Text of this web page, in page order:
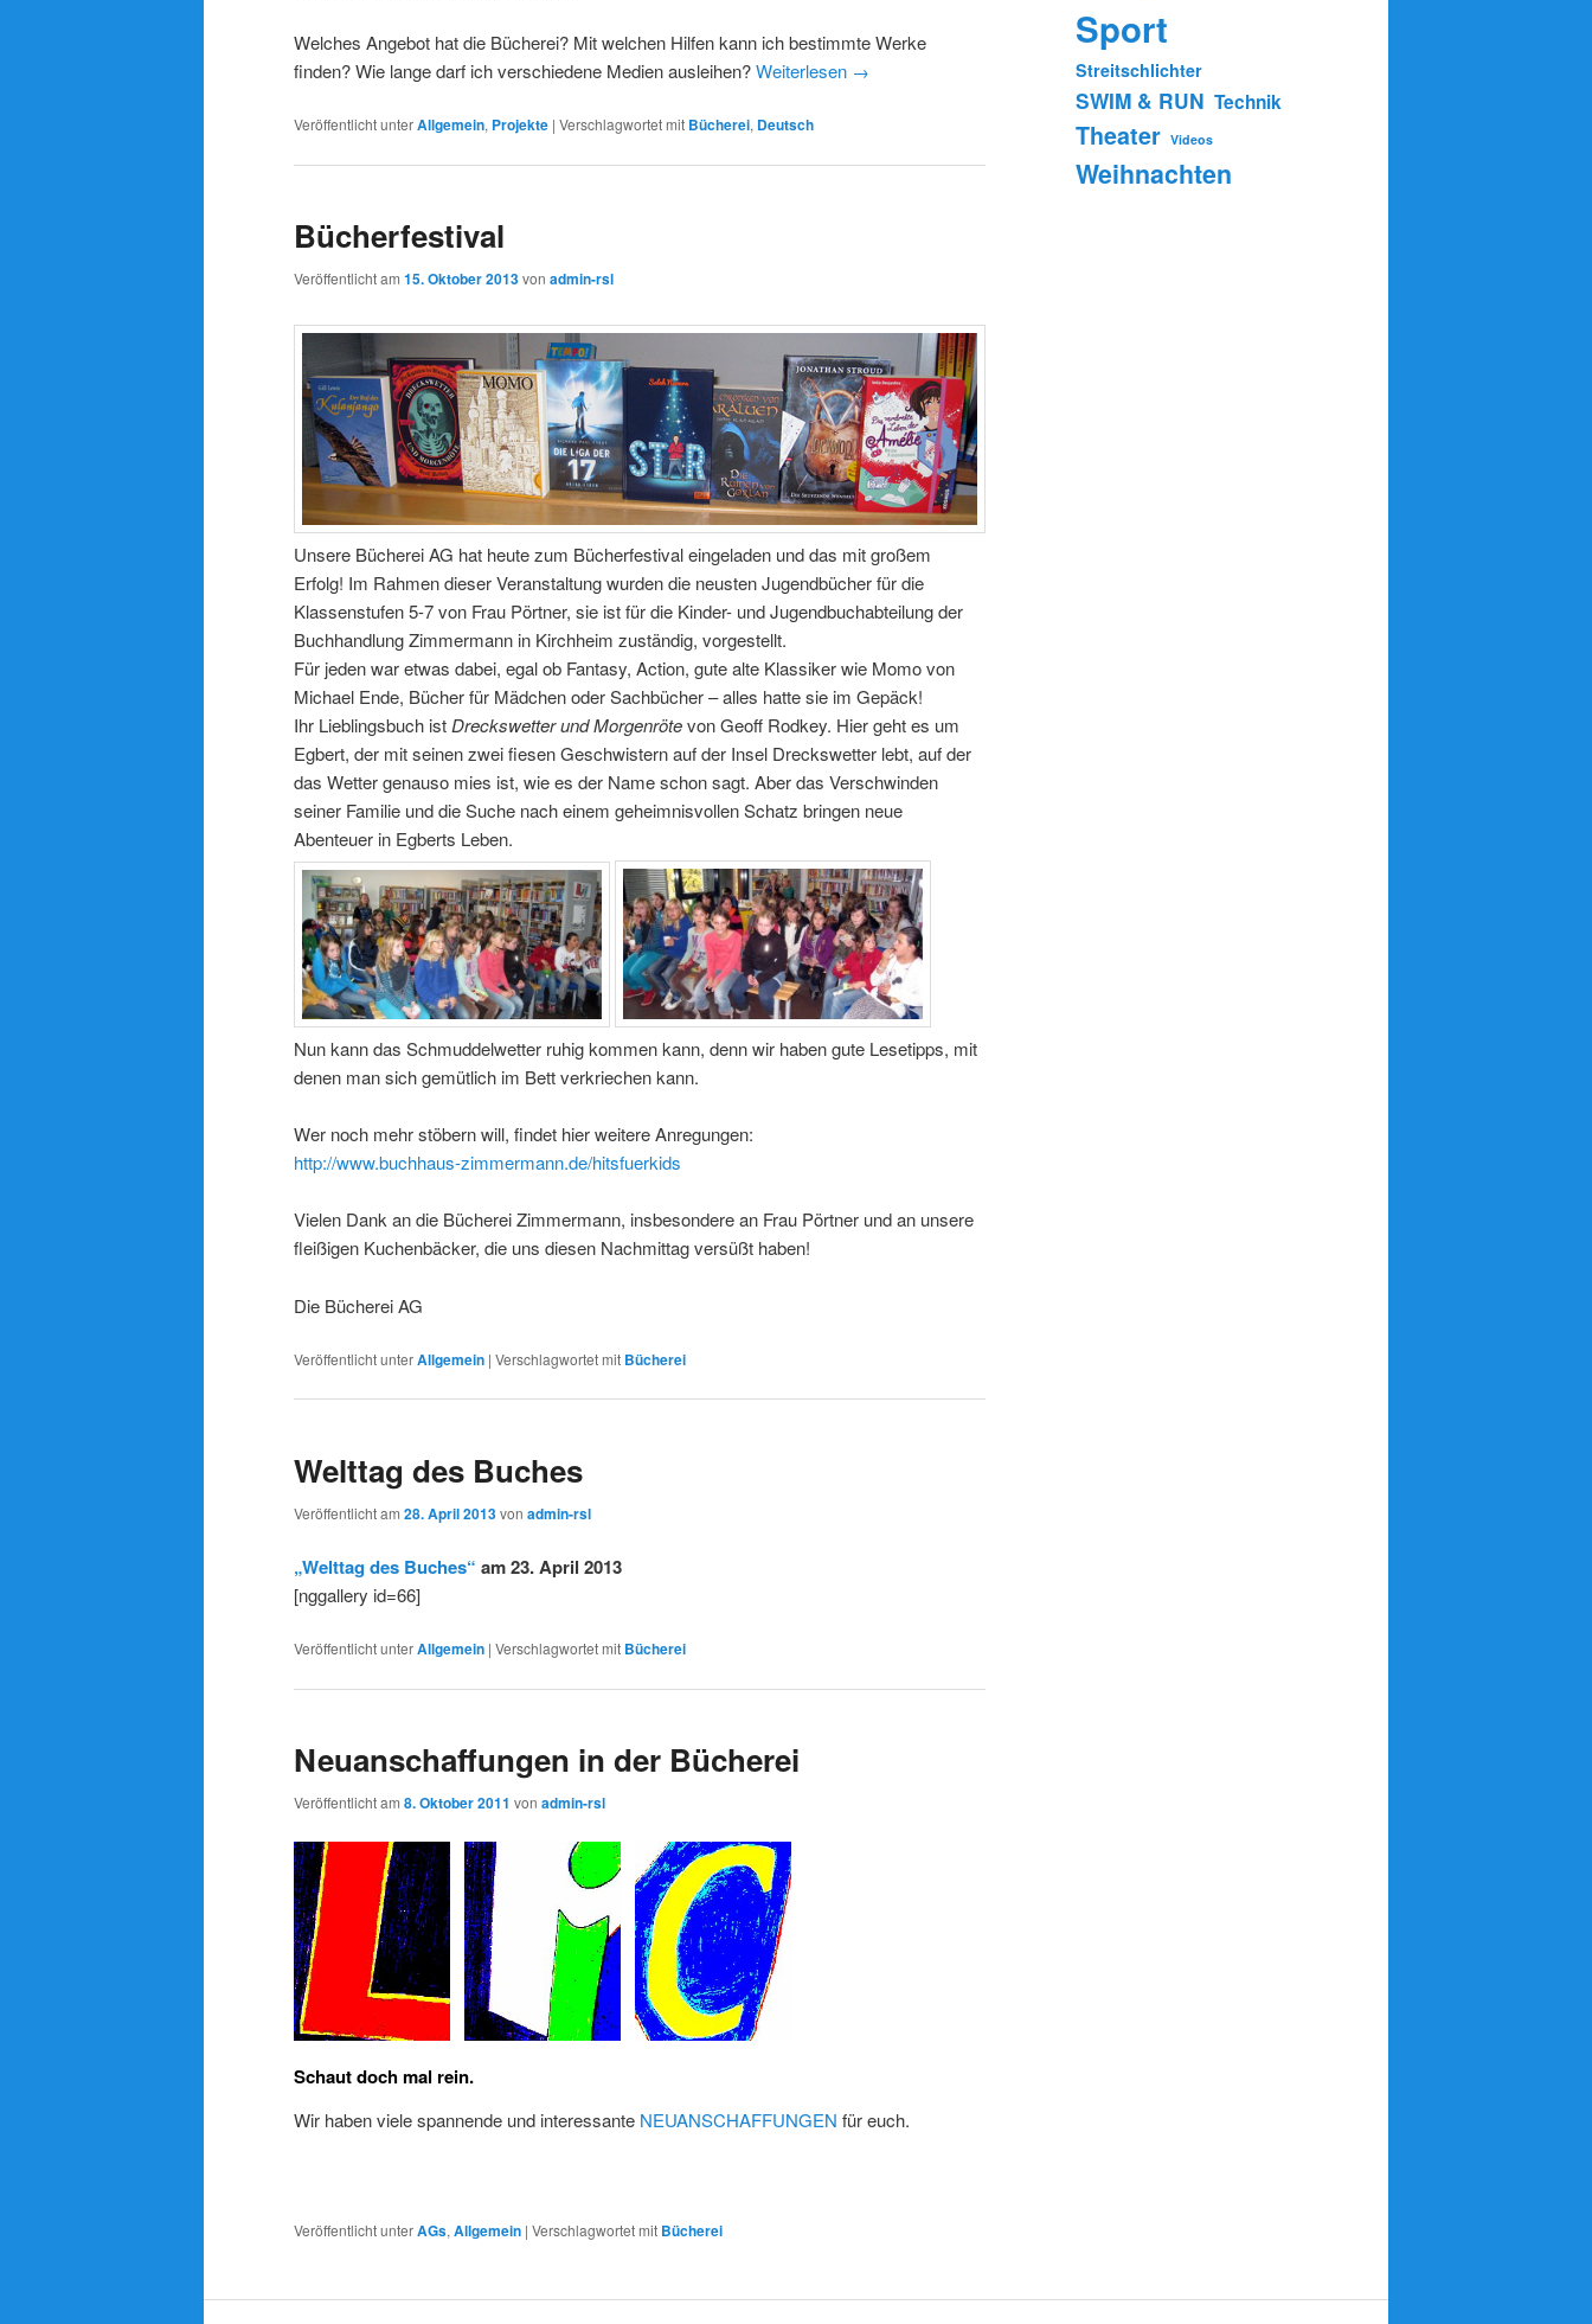
Welches Angebot hat die Bücherei? Mit welchen Hilfen kann ich bestimmte Werke
finden? Wie lange darf ich verschiedene Medien ausleihen?Weiterlesen →
Veröffentlicht unterAllgemein, Projekte | Verschlagwortet mit Bücherei, Deutsch
Bücherfestival
Veröffentlicht am 15. Oktober 2013von admin-rsl
Unsere Bücherei AG hat heute zum Bücherfestival eingeladen und das mit großem
Erfolg! Im Rahmen dieser Veranstaltung wurden die neusten Jugendbücher für die
Klassenstufen 5-7 von Frau Pörtner, sie ist für die Kinder- und Jugendbuchabteilung der
Buchhandlung Zimmermann in Kirchheim zuständig, vorgestellt.
Für jeden war etwas dabei, egal ob Fantasy, Action, gute alte Klassiker wie Momo von
Michael Ende, Bücher für Mädchen oder Sachbücher – alles hatte sie im Gepäck!
Ihr Lieblingsbuch ist Dreckswetter und Morgenrötevon Geoff Rodkey. Hier geht es um
Egbert, der mit seinen zwei fiesen Geschwistern auf der Insel Dreckswetter lebt, auf der
das Wetter genauso mies ist, wie es der Name schon sagt. Aber das Verschwinden
seiner Familie und die Suche nach einem geheimnisvollen Schatz bringen neue
Abenteuer in Egberts Leben.
Nun kann das Schmuddelwetter ruhig kommen kann, denn wir haben gute Lesetipps, mit
denen man sich gemütlich im Bett verkriechen kann.
Wer noch mehr stöbern will, findet hier weitere Anregungen:
http://www.buchhaus-zimmermann.de/hitsfuerkids
Vielen Dank an die Bücherei Zimmermann, insbesondere an Frau Pörtner und an unsere
fleißigen Kuchenbäcker, die uns diesen Nachmittag versüßt haben!
Die Bücherei AG
Veröffentlicht unterAllgemein | Verschlagwortet mit Bücherei
Welttag des Buches
Veröffentlicht am 28. April 2013von admin-rsl
„Welttag des Buches“ am 23. April 2013
[nggallery id=66]
Veröffentlicht unterAllgemein | Verschlagwortet mit Bücherei
Neuanschaffungen in der Bücherei
Veröffentlicht am 8. Oktober 2011 von admin-rsl
Schaut doch mal rein.
Wir haben viele spannende und interessante NEUANSCHAFFUNGEN für euch.
Veröffentlicht unterAGs,Allgemein | Verschlagwortet mit Bücherei
Sport
Streitschlichter
SWIM & RUN Technik
Theater Videos
Weihnachten